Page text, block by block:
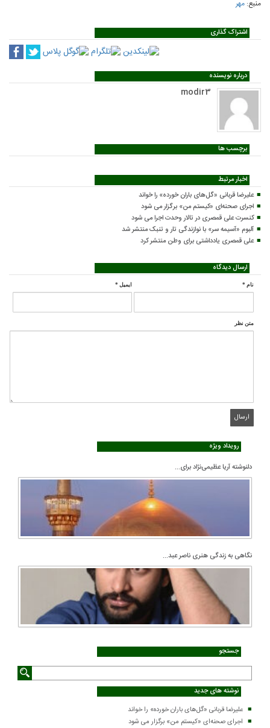
منبع: مهر
اشتراک گذاری
درباره نویسنده
modir3
برچسب ها
اخبار مرتبط
علیرضا قربانی «گل‌های باران خورده» را خواند
اجرای صحنه‌ای «کیستم من» برگزار می شود
کنسرت علی قمصری در تالار وحدت اجرا می شود
آلبوم «آسیمه سر» با نوازندگی تار و تنبک منتشر شد
علی قمصری یادداشتی برای وطن منتشر کرد
ارسال دیدگاه
نام * ایمیل *
متن نظر
رویداد ویژه
دلنوشته آریا عظیمی‌نژاد برای...
نگاهی به زندگی هنری ناصر عبد...
جستجو
نوشته های جدید
علیرضا قربانی «گل‌های باران خورده» را خواند
اجرای صحنه‌ای «کیستم من» برگزار می شود